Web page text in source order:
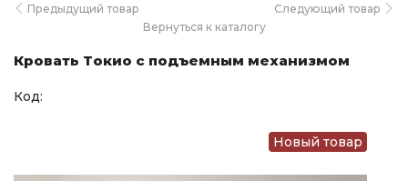
Предыдущий товар
Следующий товар
Вернуться к каталогу
Кровать Токио с подъемным механизмом
Код:
Новый товар